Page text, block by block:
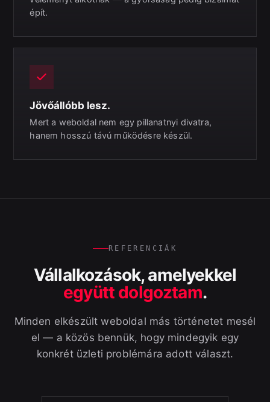
épít.
Jövőállóbb lesz.
Mert a weboldal nem egy pillanatnyi divatra,
hanem hosszú távú működésre készül.
REFERENCIÁK
Vállalkozások, amelyekkel
együtt dolgoztam.
Minden elkészült weboldal más történetet mesél
el — a közös bennük, hogy mindegyik egy
konkrét üzleti problémára adott választ.